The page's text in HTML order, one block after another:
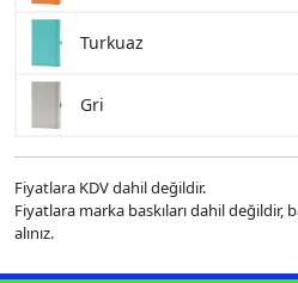
Turkuaz
Gri
Fiyatlara KDV dahil değildir.
Fiyatlara marka baskıları dahil değildir,
alınız.